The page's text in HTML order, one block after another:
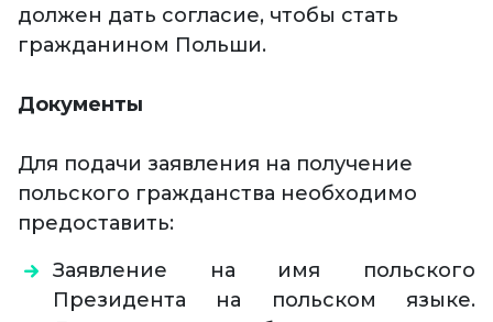
должен дать согласие, чтобы стать
гражданином Польши.
Документы
Для подачи заявления на получение
польского гражданства необходимо
предоставить:
Заявление на имя польского
Президента на польском языке.